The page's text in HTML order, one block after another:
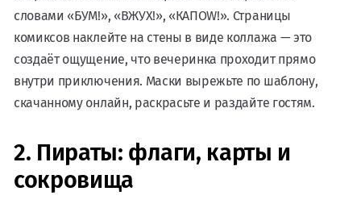
словами «БУМ!», «ВЖУХ!», «КАПОW!». Страницы
комиксов наклейте на стены в виде коллажа — это
создаёт ощущение, что вечеринка проходит прямо
внутри приключения. Маски вырежьте по шаблону,
скачанному онлайн, раскрасьте и раздайте гостям.
2. Пираты: флаги, карты и
сокровища